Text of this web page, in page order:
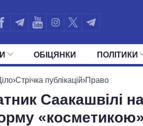
ОБIЦЯНКИ ПОЛIТИКИ
УСІ ПОЛІТИКИ ПРЕЗИДЕНТ І ОФІС
›Стрічка публікацій›Право
Саакашвілі